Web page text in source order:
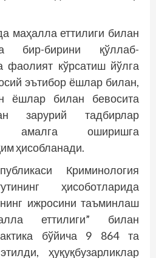
маҳалла еттилиги билан
бир-бирини қўллаб-
фаолият кўрсатиш йўлга
эътибор ёшлар билан,
ёшлар билан бевосита
зарурий тадбирлар
амалга оширишга
ҳисобланади.
Криминология
ҳисоботларида
ижросини таъминлаш
еттилиги” билан
бўйича 9 864 та
ҳуқуқбузарликлар